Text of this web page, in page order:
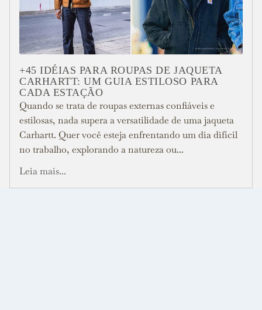
+45 IDÉIAS PARA ROUPAS DE JAQUETA
CARHARTT: UM GUIA ESTILOSO PARA
CADA ESTAÇÃO
Quando se trata de roupas externas confiáveis e
estilosas, nada supera a versatilidade de uma jaqueta
Carhartt. Quer você esteja enfrentando um dia difícil
no trabalho, explorando a natureza ou...
Leia mais...